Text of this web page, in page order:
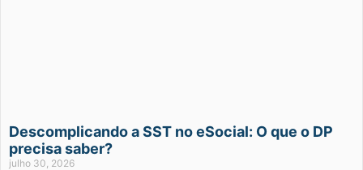
Descomplicando a SST no eSocial: O que o DP
precisa saber?
julho 30, 2026